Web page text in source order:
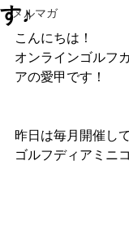
メルマガ
す♪
こんにちは！
オンラインゴルフ
アの愛甲です！
昨日は毎月開催し
ゴルフディアミニ